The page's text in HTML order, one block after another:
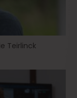
Teirlinck